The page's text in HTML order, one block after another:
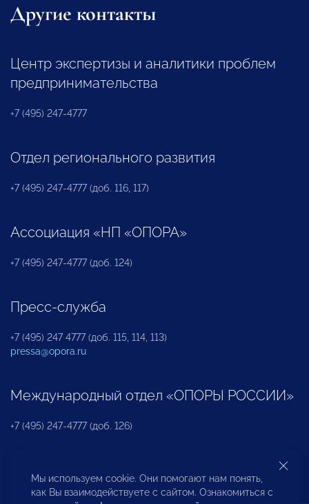
Другие контакты
Центр экспертизы и аналитики проблем
предпринимательства
+7 (495) 247-4777
Отдел регионального развития
+7 (495) 247-4777 (доб. 116, 117)
Ассоциация «НП «ОПОРА»
+7 (495) 247-4777 (доб. 124)
Пресс-служба
+7 (495) 247 4777 (доб. 115, 114, 113)
pressa@opora.ru
Международный отдел «ОПОРЫ РОССИИ»
+7 (495) 247-4777 (доб. 126)
Бюро по защите прав предпринимателей и
инвесторов
Мы используем cookie. Они помогают нам понять,
как Вы взаимодействуете с сайтом. Ознакомиться с